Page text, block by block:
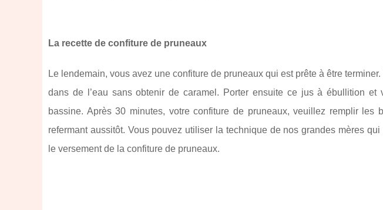
La recette de confiture de pruneaux
Le lendemain, vous avez une confiture de pruneaux qui est prête à être
dans de l’eau sans obtenir de caramel. Porter ensuite ce jus à ébullition et
bassine. Après 30 minutes, votre confiture de pruneaux, veuillez remplir les
refermant aussitôt. Vous pouvez utiliser la technique de nos grandes mères
le versement de la confiture de pruneaux.